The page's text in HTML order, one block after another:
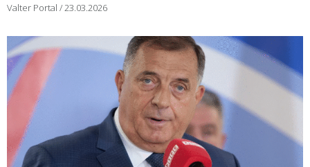
Valter Portal 23.03.2026